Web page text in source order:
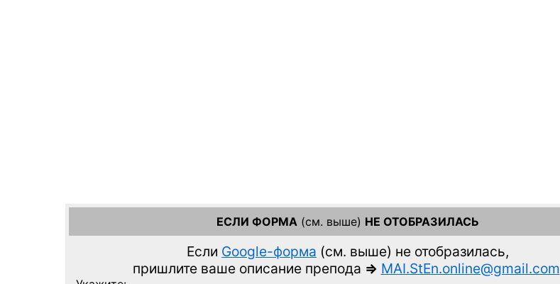
ЕСЛИ ФОРМА (см. выше) НЕ ОТОБРАЗИЛАСЬ
Если Google-форма (см. выше) не отобразилась,
пришлите ваше описание препода => MAI.StEn.online@gmail.com